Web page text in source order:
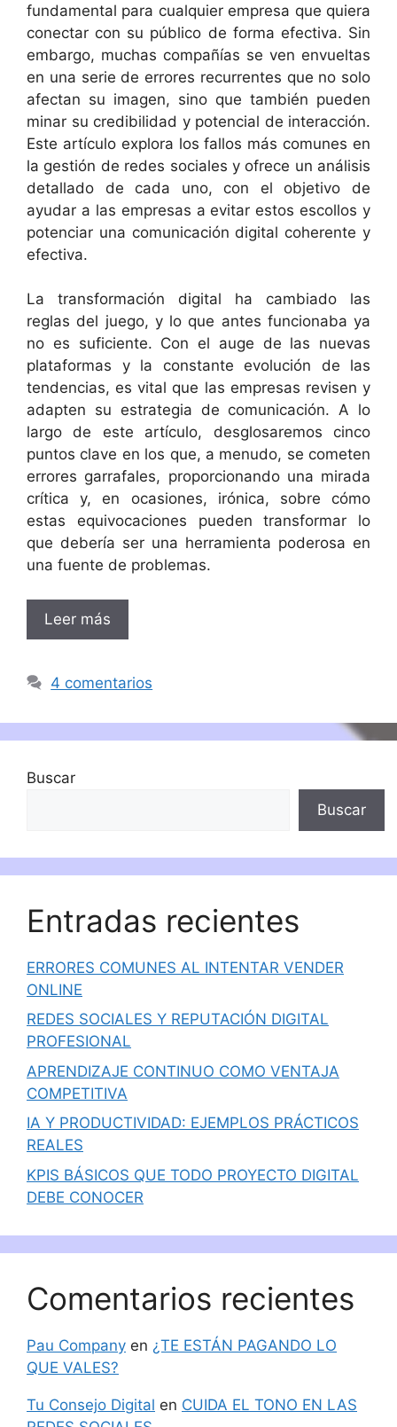
fundamental para cualquier empresa que quiera
conectar con su público de forma efectiva. Sin
embargo, muchas compañías se ven envueltas
en una serie de errores recurrentes que no solo
afectan su imagen, sino que también pueden
minar su credibilidad y potencial de interacción.
Este artículo explora los fallos más comunes en
la gestión de redes sociales y ofrece un análisis
detallado de cada uno, con el objetivo de
ayudar a las empresas a evitar estos escollos y
potenciar una comunicación digital coherente y
efectiva.
La transformación digital ha cambiado las
reglas del juego, y lo que antes funcionaba ya
no es suficiente. Con el auge de las nuevas
plataformas y la constante evolución de las
tendencias, es vital que las empresas revisen y
adapten su estrategia de comunicación. A lo
largo de este artículo, desglosaremos cinco
puntos clave en los que, a menudo, se cometen
errores garrafales, proporcionando una mirada
crítica y, en ocasiones, irónica, sobre cómo
estas equivocaciones pueden transformar lo
que debería ser una herramienta poderosa en
una fuente de problemas.
Leer más
4 comentarios
Buscar
Buscar
Entradas recientes
ERRORES COMUNES AL INTENTAR VENDER
ONLINE
REDES SOCIALES Y REPUTACIÓN DIGITAL
PROFESIONAL
APRENDIZAJE CONTINUO COMO VENTAJA
COMPETITIVA
IA Y PRODUCTIVIDAD: EJEMPLOS PRÁCTICOS
REALES
KPIS BÁSICOS QUE TODO PROYECTO DIGITAL
DEBE CONOCER
Comentarios recientes
Pau Company en ¿TE ESTÁN PAGANDO LO
QUE VALES?
Tu Consejo Digital en CUIDA EL TONO EN LAS